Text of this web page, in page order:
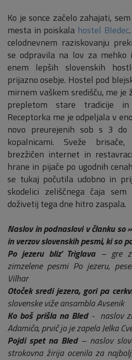
Ko je sonce začelo zahajati,
mesta in poiskala hostel Bledec
celodnevnem raziskovanju
se odpravila na lov za mehko
enem lepših slovenskih
prijazno osebje. Hostel pod
mirnem vaškem središču, me je
prepletom stare tradicije in
Receptorka me je odpeljala v
novo preurejenih sob s 3
kopalnicami. Sveže
brezžičen internet in
hrane in pijače po ugodnih
se tukaj počutila udobno in
skodelici zeliščnega čaja
doživetij tega dne hitro zaspala.
Naslov in podnaslovi v članku so
in verzov slovenskih pesmi, ki so
Po jezeru bliz' Triglava– gre
zimzelene pesmi Po jezeru,
Vilhar
Otoček sredi jezera, gori pa
slovenske viže ansambla Avsenik
Ko boš prišla na Bled- naslov
Adamiča, prvič jo je zapela Jelka
Pojdi spet na Bled– naslov
strokovna žirija ocenila za